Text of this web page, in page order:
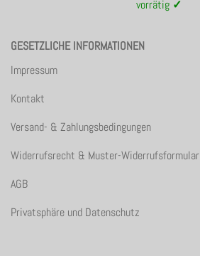
vorrätig ✓
GESETZLICHE INFORMATIONEN
Impressum
Kontakt
Versand- & Zahlungsbedingungen
Widerrufsrecht & Muster-Widerrufsformular
AGB
Privatsphäre und Datenschutz